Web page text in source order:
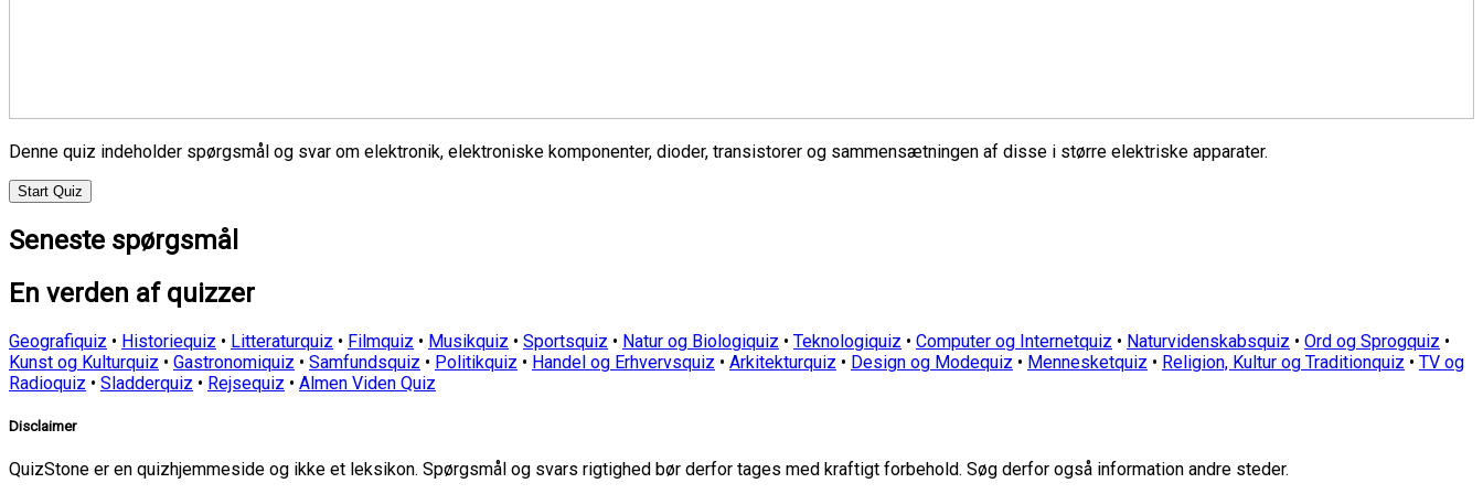
Denne quiz indeholder spørgsmål og svar om elektronik, elektroniske komponenter, dioder, transistorer og sammensætningen af disse i større elektriske apparater.
Start Quiz
Seneste spørgsmål
En verden af quizzer
Geografiquiz • Historiequiz • Litteraturquiz • Filmquiz • Musikquiz • Sportsquiz • Natur og Biologiquiz • Teknologiquiz • Computer og Internetquiz • Naturvidenskabsquiz • Ord og Sprogquiz •
Kunst og Kulturquiz • Gastronomiquiz • Samfundsquiz • Politikquiz • Handel og Erhvervsquiz • Arkitekturquiz • Design og Modequiz • Mennesketquiz • Religion, Kultur og Traditionquiz • TV og
Radioquiz • Sladderquiz • Rejsequiz • Almen Viden Quiz
Disclaimer
QuizStone er en quizhjemmeside og ikke et leksikon. Spørgsmål og svars rigtighed bør derfor tages med kraftigt forbehold. Søg derfor også information andre steder.